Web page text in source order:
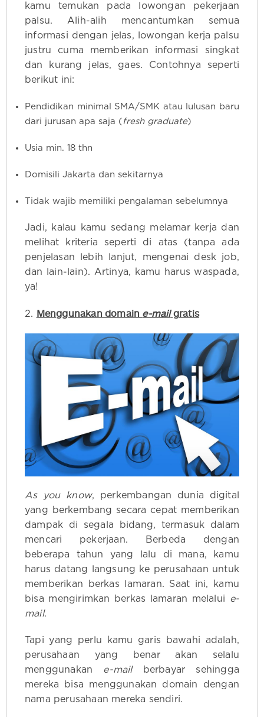
kamu temukan pada lowongan pekerjaan
palsu. Alih-alih mencantumkan semua
informasi dengan jelas, lowongan kerja palsu
justru cuma memberikan informasi singkat
dan kurang jelas, gaes. Contohnya seperti
berikut ini:
Pendidikan minimal SMA/SMK atau lulusan baru
dari jurusan apa saja ( fresh graduate)
Usia min. 18 thn
Domisili Jakarta dan sekitarnya
Tidak wajib memiliki pengalaman sebelumnya
Jadi, kalau kamu sedang melamar kerja dan
melihat kriteria seperti di atas (tanpa ada
penjelasan lebih lanjut, mengenai desk job,
dan lain-lain). Artinya, kamu harus waspada,
ya!
2. Menggunakan domain e-mailgratis
As you know, perkembangan dunia digital
yang berkembang secara cepat memberikan
dampak di segala bidang, termasuk dalam
mencari pekerjaan. Berbeda dengan
beberapa tahun yang lalu di mana, kamu
harus datang langsung ke perusahaan untuk
memberikan berkas lamaran. Saat ini, kamu
bisa mengirimkan berkas lamaran melalui e-
mail.
Tapi yang perlu kamu garis bawahi adalah,
perusahaan yang benar akan selalu
menggunakan e-mailberbayar sehingga
mereka bisa menggunakan domain dengan
nama perusahaan mereka sendiri.